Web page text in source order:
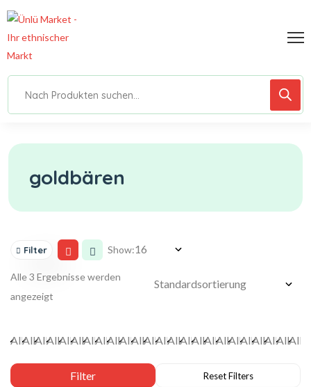
goldbären
Filter Show:
Alle 3 Ergebnisse werden
angezeigt